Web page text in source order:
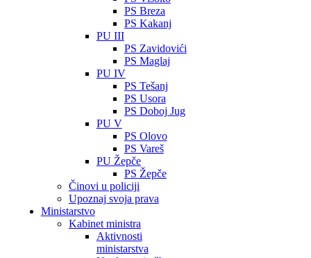
PS Breza
PS Kakanj
PU III
PS Zavidovići
PS Maglaj
PU IV
PS Tešanj
PS Usora
PS Doboj Jug
PU V
PS Olovo
PS Vareš
PU Žepče
PS Žepče
Činovi u policiji
Upoznaj svoja prava
Ministarstvo
Kabinet ministra
Aktivnosti
ministarstva